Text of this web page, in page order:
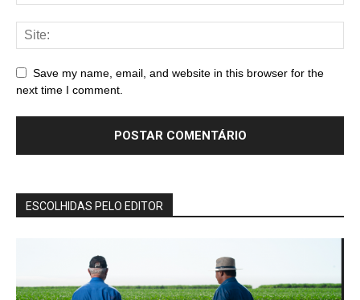
Save my name, email, and website in this browser for the
next time I comment.
ESCOLHIDAS PELO EDITOR